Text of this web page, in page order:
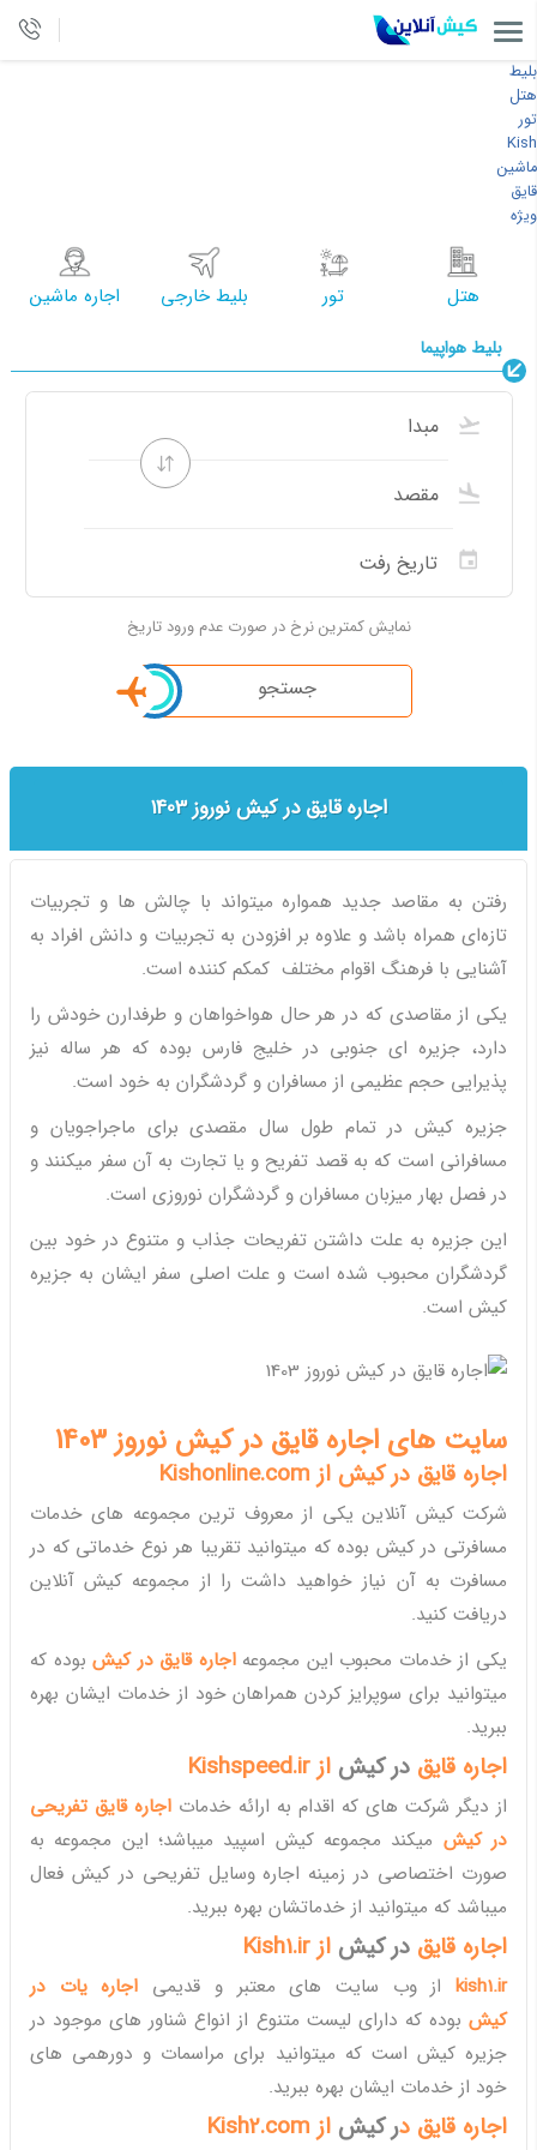
بلیط
هتل
تور
Kish
ماشین
قایق
ویژه
هتل تور بلیط خارجی اجاره ماشین
بلیط هواپیما
نمایش کمترین نرخ در صورت عدم ورود تاریخ
جستجو
اجاره قایق در کیش نوروز 1403
رفتن به مقاصد جدید همواره میتواند با چالش ها و تجربیات
تازه‌ای همراه باشد و علاوه بر افزودن به تجربیات و دانش افراد به
آشنایی با فرهنگ اقوام مختلف کمکم کننده است.
یکی از مقاصدی که در هر حال هواخواهان و طرفدارن خودش را
دارد، جزیره ای جنوبی در خلیج فارس بوده که هر ساله نیز
پذیرایی حجم عظیمی از مسافران و گردشگران به خود است.
جزیره کیش در تمام طول سال مقصدی برای ماجراجویان و
مسافرانی است که به قصد تفریح و یا تجارت به آن سفر میکنند و
در فصل بهار میزبان مسافران و گردشگران نوروزی است.
این جزیره به علت داشتن تفریحات جذاب و متنوع در خود بین
گردشگران محبوب شده است و علت اصلی سفر ایشان به جزیره
کیش است.
سایت های اجاره قایق در کیش نوروز 1403
اجاره قایق در کیش از Kishonline.com
شرکت کیش آنلاین یکی از معروف ترین مجموعه های خدمات
مسافرتی در کیش بوده که میتوانید تقریبا هر نوع خدماتی که در
مسافرت به آن نیاز خواهید داشت را از مجموعه کیش آنلاین
دریافت کنید.
یکی از خدمات محبوب این مجموعهاجاره قایق در کیشبوده که
میتوانید برای سوپرایز کردن همراهان خود از خدمات ایشان بهره
ببرید.
اجاره قایق در کیش از Kishspeed.ir
از دیگر شرکت های که اقدام به ارائه خدمات اجاره قایق تفریحی
در کیش میکند مجموعه کیش اسپید میباشد؛ این مجموعه به
صورت اختصاصی در زمینه اجاره وسایل تفریحی در کیش فعال
میباشد که میتوانید از خدماتشان بهره ببرید.
اجاره قایق در کیش از Kish1.ir
kish1.irاز وب سایت های معتبر و قدیمی اجاره یات در
کیش بوده که دارای لیست متنوع از انواع شناور های موجود در
جزیره کیش است که میتوانید برای مراسمات و دورهمی های
خود از خدمات ایشان بهره ببرید.
اجاره قایق در کیش ازKish2.com